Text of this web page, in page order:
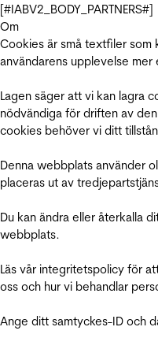
[#IABV2_BODY_PARTNERS#]
Om
Cookies är små textfiler som
användarens upplevelse mer
Lagen säger att vi kan lagra
nödvändiga för driften av
cookies behöver vi ditt
Denna webbplats använder
placeras ut av
Du kan ändra eller återkalla
webbplats.
Läs vår integritetspolicy för
oss och hur vi behandlar
Ange ditt samtyckes-ID och